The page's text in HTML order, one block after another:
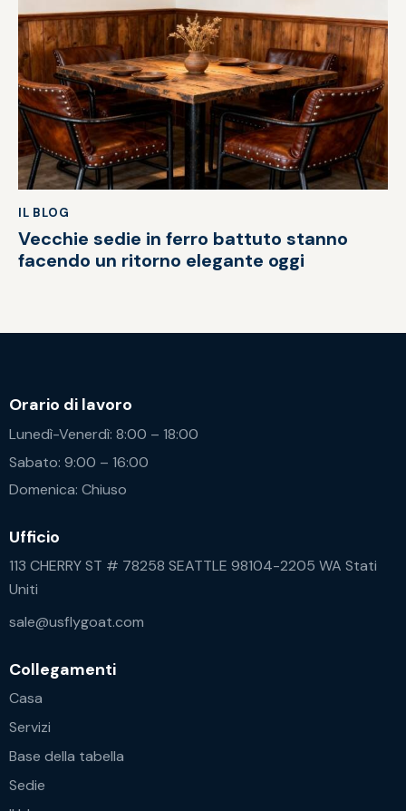
IL BLOG
Vecchie sedie in ferro battuto stanno
facendo un ritorno elegante oggi
Orario di lavoro
Lunedì-Venerdì: 8:00 – 18:00
Sabato: 9:00 – 16:00
Domenica: Chiuso
Ufficio
113 CHERRY ST # 78258 SEATTLE 98104-2205 WA Stati
Uniti
sale@usflygoat.com
Collegamenti
Casa
Servizi
Base della tabella
Sedie